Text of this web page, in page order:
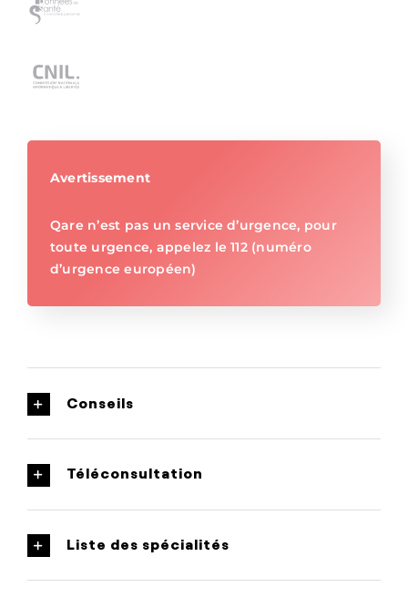
Avertissement
Qare n’est pas un service d’urgence, pour
toute urgence, appelez le 112 (numéro
d’urgence européen)
Conseils
Téléconsultation
Liste des spécialités